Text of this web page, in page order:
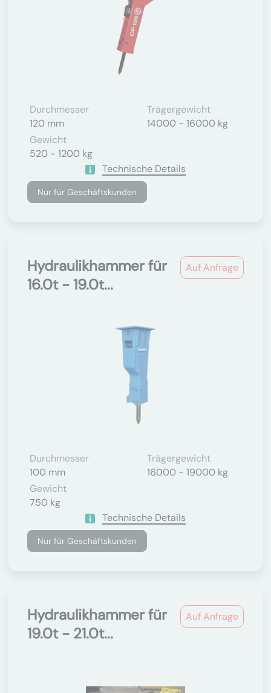
Durchmesser
120 mm
Trägergewicht
14000 - 16000 kg
Gewicht
520 - 1200 kg
Technische Details
Nur für Geschäftskunden
Auf Anfrage
Hydraulikhammer für
16.0t - 19.0t...
Durchmesser
100 mm
Trägergewicht
16000 - 19000 kg
Gewicht
750 kg
Technische Details
Nur für Geschäftskunden
Auf Anfrage
Hydraulikhammer für
19.0t - 21.0t...